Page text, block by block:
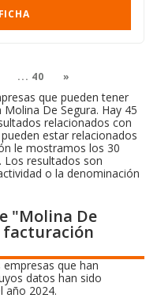
... 40 »
que pueden tener
De Segura. Hay 45
relacionados con
estar relacionados
le mostramos los 30
Los resultados son
o la denominación
"Molina De
facturación
que han
datos han sido
año 2024.